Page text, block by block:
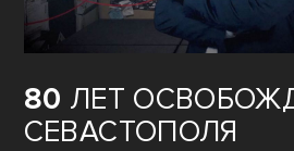
80 ЛЕТ
СЕВАСТОПОЛЯ